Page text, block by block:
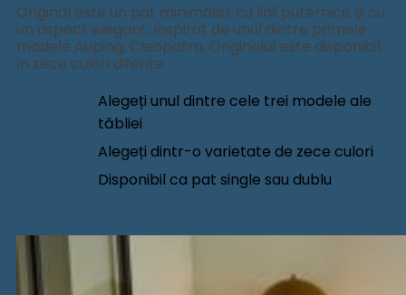
Original este un pat minimalist cu linii puternice și cu
un aspect elegant. Inspirat de unul dintre primele
modele Auping, Cleopatra, Originalul este disponibil
în zece culori diferite.
Alegeți unul dintre cele trei modele ale
tăbliei
Alegeți dintr-o varietate de zece culori
Disponibil ca pat single sau dublu